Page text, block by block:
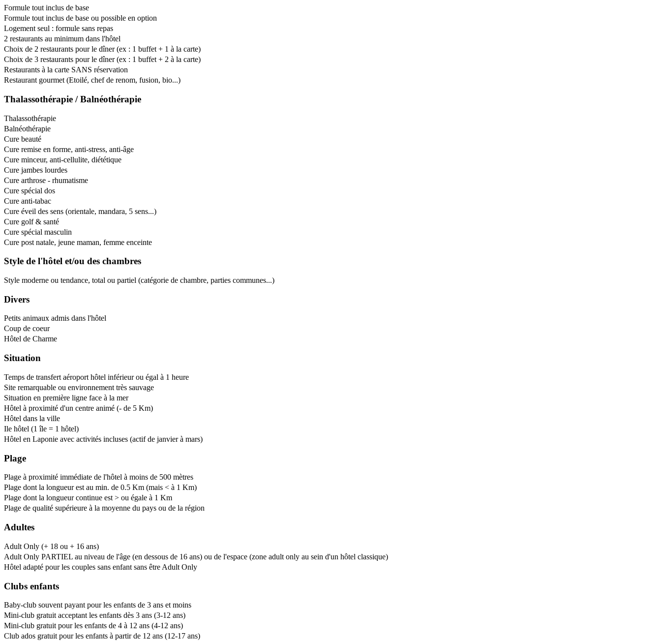
Formule tout inclus de base
Formule tout inclus de base ou possible en option
Logement seul : formule sans repas
2 restaurants au minimum dans l'hôtel
Choix de 2 restaurants pour le dîner (ex : 1 buffet + 1 à la carte)
Choix de 3 restaurants pour le dîner (ex : 1 buffet + 2 à la carte)
Restaurants à la carte SANS réservation
Restaurant gourmet (Etoilé, chef de renom, fusion, bio...)
Thalassothérapie / Balnéothérapie
Thalassothérapie
Balnéothérapie
Cure beauté
Cure remise en forme, anti-stress, anti-âge
Cure minceur, anti-cellulite, diététique
Cure jambes lourdes
Cure arthrose - rhumatisme
Cure spécial dos
Cure anti-tabac
Cure éveil des sens (orientale, mandara, 5 sens...)
Cure golf & santé
Cure spécial masculin
Cure post natale, jeune maman, femme enceinte
Style de l'hôtel et/ou des chambres
Style moderne ou tendance, total ou partiel (catégorie de chambre, parties communes...)
Divers
Petits animaux admis dans l'hôtel
Coup de coeur
Hôtel de Charme
Situation
Temps de transfert aéroport hôtel inférieur ou égal à 1 heure
Site remarquable ou environnement très sauvage
Situation en première ligne face à la mer
Hôtel à proximité d'un centre animé (- de 5 Km)
Hôtel dans la ville
Ile hôtel (1 île = 1 hôtel)
Hôtel en Laponie avec activités incluses (actif de janvier à mars)
Plage
Plage à proximité immédiate de l'hôtel à moins de 500 mètres
Plage dont la longueur est au min. de 0.5 Km (mais < à 1 Km)
Plage dont la longueur continue est > ou égale à 1 Km
Plage de qualité supérieure à la moyenne du pays ou de la région
Adultes
Adult Only (+ 18 ou + 16 ans)
Adult Only PARTIEL au niveau de l'âge (en dessous de 16 ans) ou de l'espace (zone adult only au sein d'un hôtel classique)
Hôtel adapté pour les couples sans enfant sans être Adult Only
Clubs enfants
Baby-club souvent payant pour les enfants de 3 ans et moins
Mini-club gratuit acceptant les enfants dès 3 ans (3-12 ans)
Mini-club gratuit pour les enfants de 4 à 12 ans (4-12 ans)
Club ados gratuit pour les enfants à partir de 12 ans (12-17 ans)